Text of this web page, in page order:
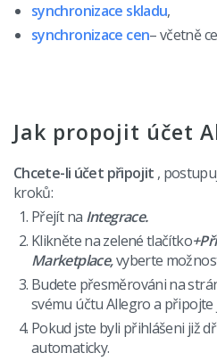
中文
synchronizace skladu,
synchronizace cen– včetně
Jak propojit účet
Chcete-li účet připojit ,
kroků:
Přejít na Integrace.
Klikněte na zelené tlačítko
Marketplace‚vyberte
Budete přesměrováni na
svému účtu Allegro a připojte
Pokud jste byli přihlášeni již
automaticky.